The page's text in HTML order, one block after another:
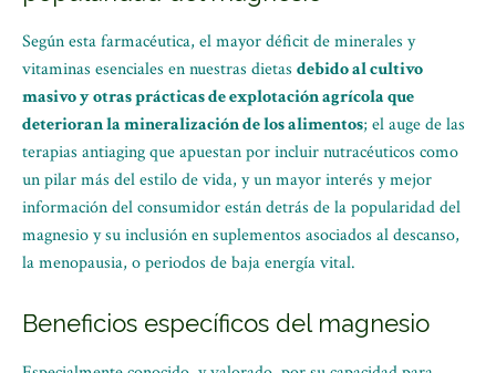
Según esta farmacéutica, el mayor déficit de minerales y
vitaminas esenciales en nuestras dietas debido al cultivo
masivo y otras prácticas de explotación agrícola que
deterioran la mineralización de los alimentos; el auge de las
terapias antiaging que apuestan por incluir nutracéuticos como
un pilar más del estilo de vida, y un mayor interés y mejor
información del consumidor están detrás de la popularidad del
magnesio y su inclusión en suplementos asociados al descanso,
la menopausia, o periodos de baja energía vital.
Beneficios específicos del magnesio